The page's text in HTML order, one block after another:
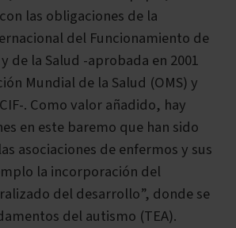
las obligaciones de la
del Funcionamiento de
de la Salud -aprobada en 2001
Mundial de la Salud (OMS) y
. Como valor añadido, hay
en este baremo que han sido
asociaciones de enfermos y sus
la incorporación del
del desarrollo”, donde se
del autismo (TEA).